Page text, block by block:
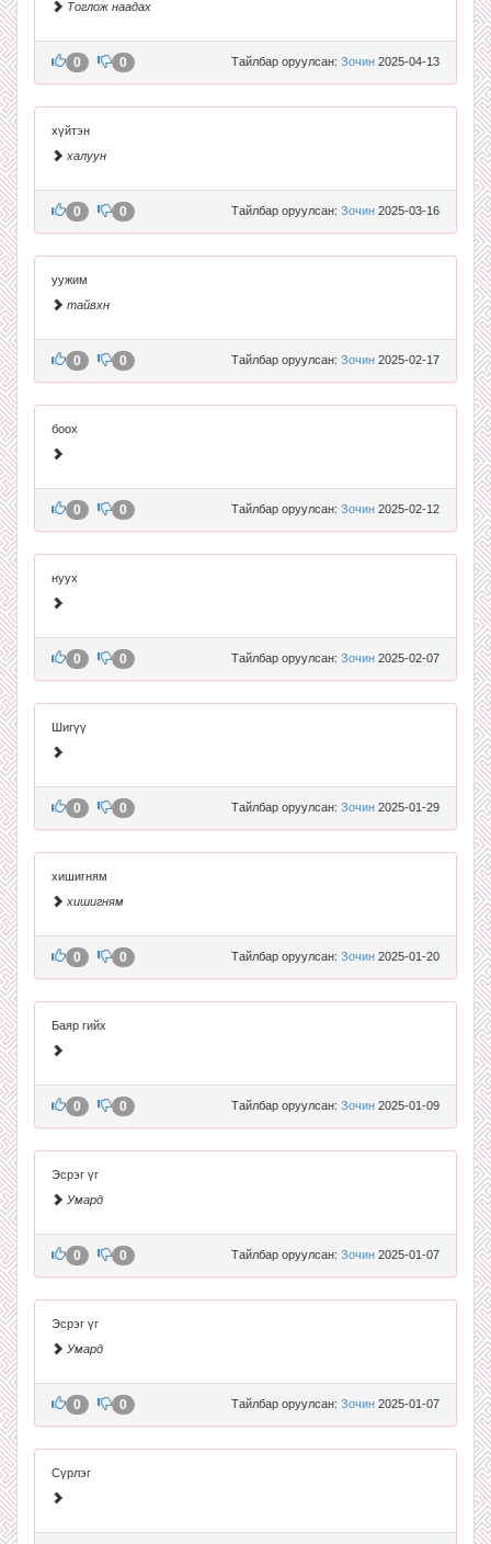
Тоглож наадах
Тайлбар оруулсан: Зочин 2025-04-13
0 0
хүйтэн
халуун
Тайлбар оруулсан: Зочин 2025-03-16
0 0
уужим
тайвхн
Тайлбар оруулсан: Зочин 2025-02-17
0 0
боох
Тайлбар оруулсан: Зочин 2025-02-12
0 0
нуух
Тайлбар оруулсан: Зочин 2025-02-07
0 0
Шигүү
Тайлбар оруулсан: Зочин 2025-01-29
0 0
хишигням
хишигням
Тайлбар оруулсан: Зочин 2025-01-20
0 0
Баяр гийх
Тайлбар оруулсан: Зочин 2025-01-09
0 0
Эсрэг үг
Умард
Тайлбар оруулсан: Зочин 2025-01-07
0 0
Эсрэг үг
Умард
Тайлбар оруулсан: Зочин 2025-01-07
0 0
Сүрлэг